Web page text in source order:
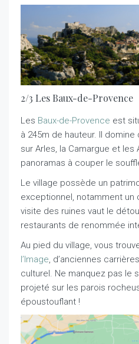
2/3 Les Baux-de-Provence
Les Baux-de-Provence est
à 245m de hauteur. Il
sur Arles, la Camargue et
panoramas à couper le
Le village possède un
exceptionnel, notamment un
visite des ruines vaut le
restaurants de renommée
Au pied du village, vous
l’Image, d’anciennes
culturel. Ne manquez pas le
projeté sur les parois
époustouflant !